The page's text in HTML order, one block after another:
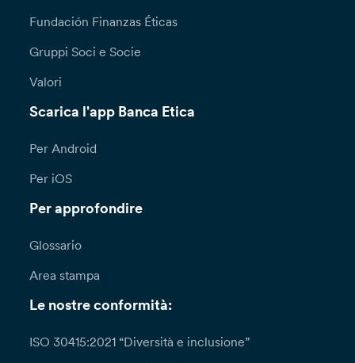
Fundación Finanzas Éticas
Gruppi Soci e Socie
Valori
Scarica l'app Banca Etica
Per Android
Per iOS
Per approfondire
Glossario
Area stampa
Le nostre conformità:
ISO 30415:2021 “Diversità e inclusione”